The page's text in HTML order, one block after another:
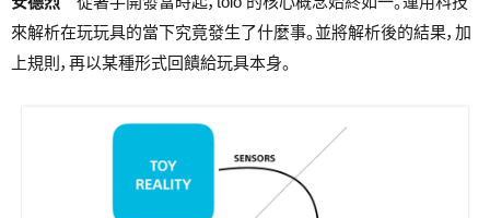
來解析在玩玩具的當下究竟發生了什麼事。並將解析後的結果，加
上規則，再以某種形式回饋給玩具本身。